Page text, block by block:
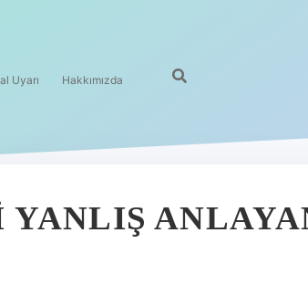
Uyarı Hakkımızda
YANLIŞ